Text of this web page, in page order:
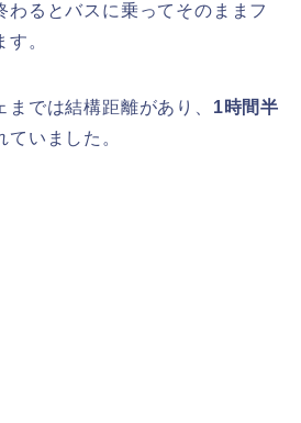
わるとバスに乗ってそのままフ
。
までは結構距離があり、 1時間半
ていました。